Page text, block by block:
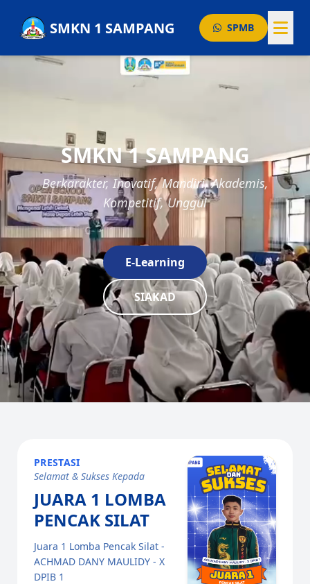
SMKN 1 SAMPANG SPMB
PENGUMUMAN
PRESTASI
ARTIKEL
Layanan Publik
SMKN 1 SAMPANG
Berkarakter, Inovatif, Mandiri, Akademis,
Kompetitif, Unggul
E-Learning
SIAKAD
PRESTASI
Selamat & Sukses Kepada
JUARA 1 LOMBA
PENCAK SILAT
Juara 1 Lomba Pencak Silat -
ACHMAD DANY MAULIDY - X
DPIB 1